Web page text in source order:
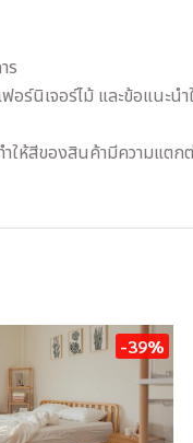
ร
นิเจอร์ไม้ และข้อแนะน
ให้สีของสินค้ามีความแตก
-39%